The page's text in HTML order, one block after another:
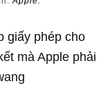
giấy phép cho
mà Apple phải